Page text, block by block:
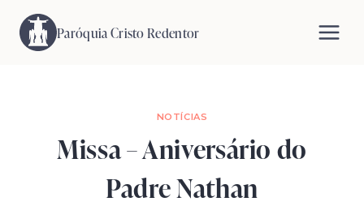
para
Paróquia Cristo Redentor
NOTÍCIAS
Missa – Aniversário do
Padre Nathan